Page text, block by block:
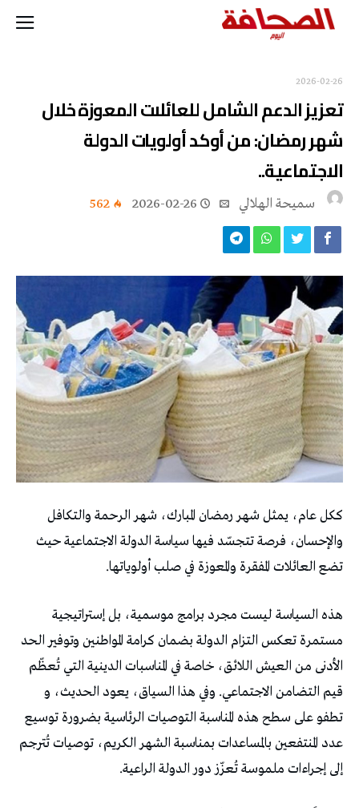
2026-02-26
تعزيز الدعم الشامل للعائلات المعوزة خلال
شهر رمضان: من أوكد أولويات الدولة
الاجتماعية..
سميحة الهلالي 2026-02-26
562
ككل عام، يمثل شهر رمضان المبارك، شهر الرحمة والتكافل
والإحسان، فرصة تتجسّد فيها سياسة الدولة الاجتماعية حيث
تضع العائلات المفقرة والمعوزة في صلب أولوياتها.
هذه السياسة ليست مجرد برامج موسمية، بل إستراتيجية
مستمرة تعكس التزام الدولة بضمان كرامة المواطنين وتوفير الحد
الأدنى من العيش اللائق، خاصة في المناسبات الدينية التي تُعظّم
قيم التضامن الاجتماعي. وفي هذا السياق، يعود الحديث، و
تطفو على سطح هذه المناسبة التوصيات الرئاسية بضرورة توسيع
عدد المنتفعين بالمساعدات بمناسبة الشهر الكريم، توصيات تُترجم
إلى إجراءات ملموسة تُعزّز دور الدولة الراعية.